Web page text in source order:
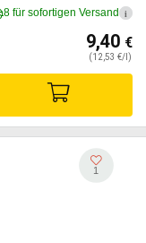
8 für sofortigen Versand i
9,40 €
(12,53 €/l)
1